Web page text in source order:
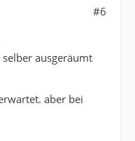
#6
ausgeräumt
aber bei